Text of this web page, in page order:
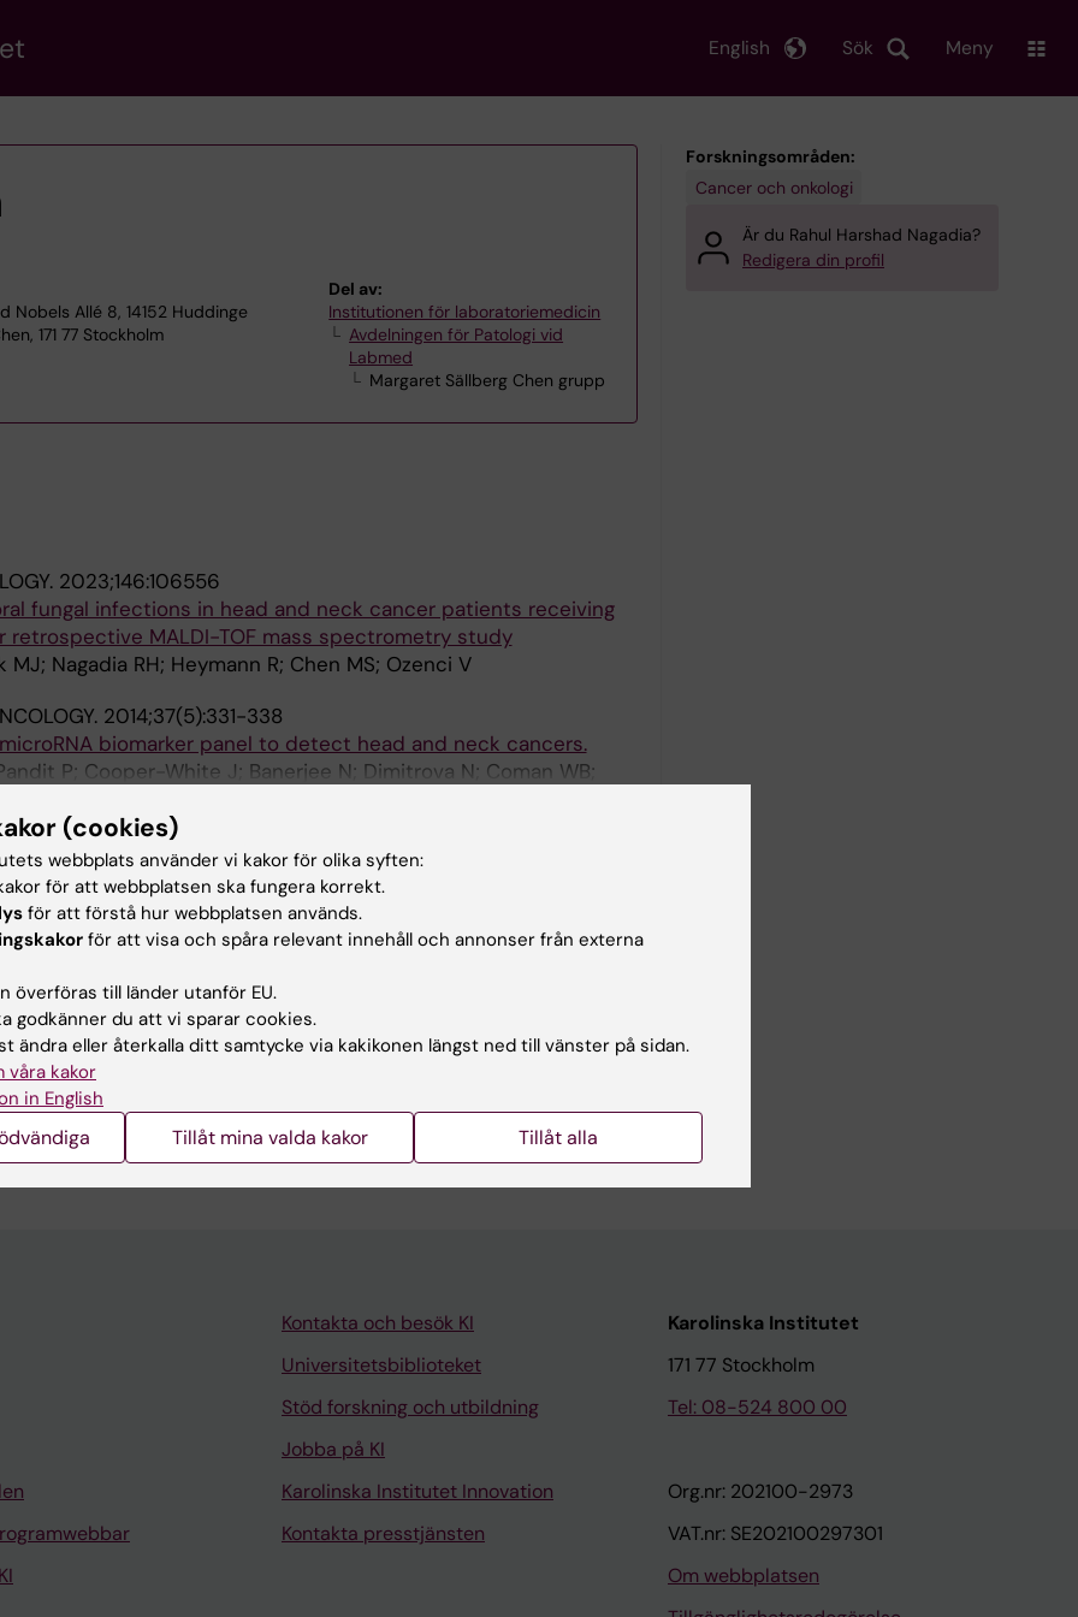
Sök
English Meny
Nobels Allé 8, 14152 Huddinge
171 77 Stockholm
Del av:
Institutionen för laboratoriemedicin
Avdelningen för Patologi vid
Labmed
Margaret Sällberg Chen grupp
2023;146:106556
fungal infections in head and neck cancer patients receiving
retrospective MALDI-TOF mass spectrometry study
MJ; Nagadia RH; Heymann R; Chen MS; Ozenci V
2014;37(5):331-338
biomarker panel to detect head and neck cancers.
P; Cooper-White J; Banerjee N; Dimitrova N; Coman WB;
JOURNAL OF ORAL AND MAXILLOFACIAL SURGERY.
the mandibular canal in Chinese: a CT study.
LL; Chan ES-Y
cancer revisited.
WB; Cooper-White J; Punyadeera C
Forskningsområden:
Cancer och onkologi
Är du Rahul Harshad Nagadia?
Redigera din profil
Kontakta och besök KI
Universitetsbiblioteket
Stöd forskning och utbildning
Jobba på KI
Karolinska Institutet Innovation
Kontakta presstjänsten
Karolinska Institutet
171 77 Stockholm
Tel: 08-524 800 00
Org.nr: 202100-2973
VAT.nr: SE202100297301
Om webbplatsen
(cookies)
webbplats använder vi kakor för olika syften:
för att webbplatsen ska fungera korrekt.
för att förstå hur webbplatsen används.
för att visa och spåra relevant innehåll och annonser från externa
överföras till länder utanför EU.
godkänner du att vi sparar cookies.
ändra eller återkalla ditt samtycke via kakikonen längst ned till vänster på sidan.
våra kakor
in English
Tillåt mina valda kakor Tillåt alla